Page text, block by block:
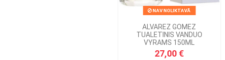
NAV NOLIKTAVĀ
ALVAREZ GOMEZ
TUALETINIS VANDUO
VYRAMS 150ML
27,00 €